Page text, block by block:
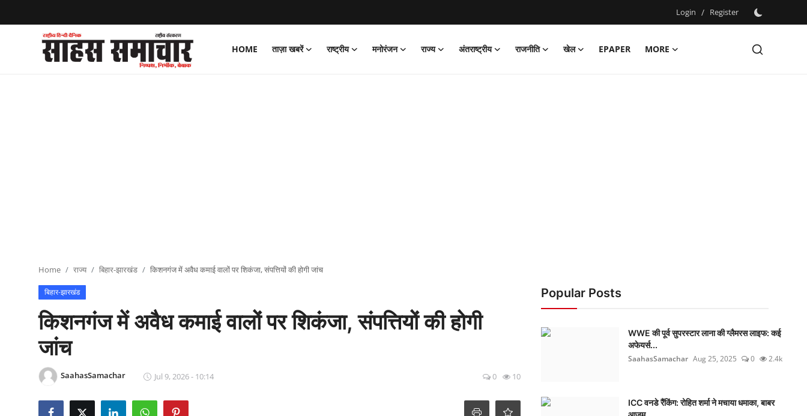
Login / Register
HOME ताज़ा खबरें राष्ट्रीय मनोरंजन राज्य अंतराष्ट्रीय राजनीति खेल EPAPER
MORE
Register
Home राज्य बिहार-झारखंड किशनगंज में अवैध कमाई वालों पर शिकंजा, संपत्तियों की होगी जांच
बिहार-झारखंड
किशनगंज में अवैध कमाई वालों पर शिकंजा, संपत्तियों की होगी
जांच
SaahasSamachar Jul 9, 2026 - 10:14 0 10
Popular Posts
WWE की पूर्व सुपरस्टार लाना की ग्लैमरस लाइफ: कई
अफेयर्स...
SaahasSamachar Aug 25, 2025 0 2.4k
ICC वनडे रैंकिंग: रोहित शर्मा ने मचाया धमाका, बाबर